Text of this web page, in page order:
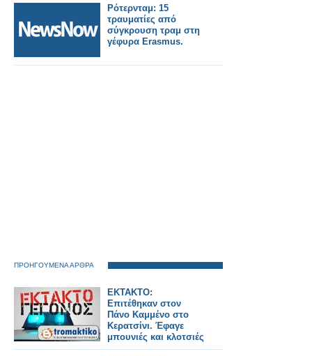
Ρότερνταμ: 15
τραυματίες από
σύγκρουση τραμ στη
γέφυρα Erasmus.
ΠΡΟΗΓΟΥΜΕΝΑ ΑΡΘΡΑ
ΕΚΤΑΚΤΟ:
Επιτέθηκαν στον
Πάνο Καμμένο στο
Κερατσίνι. Έφαγε
μπουνιές και κλοτσιές
(video)